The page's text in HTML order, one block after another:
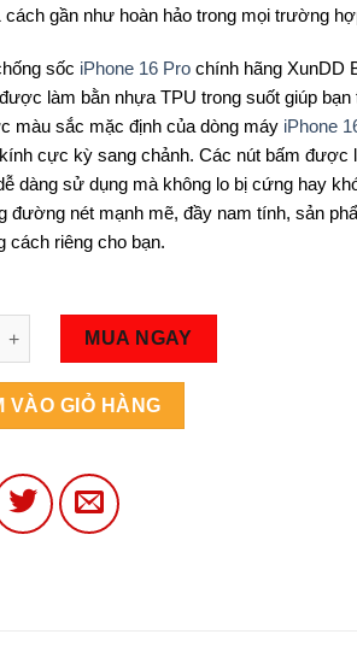
cách gần như hoàn hảo trong mọi trường
sốc iPhone 16 Pro chính hãng XunDD
làm bằn nhựa TPU trong suốt giúp bạn
màu sắc mặc định của dòng máy iPhone
cực kỳ sang chảnh. Các nút bấm được
dàng sử dụng mà không lo bị cứng hay
đường nét mạnh mẽ, đầy nam tính, sản
cách riêng cho bạn.
MUA NGAY
VÀO GIỎ HÀNG